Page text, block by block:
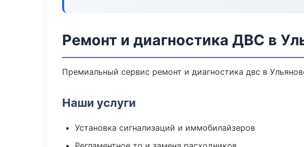
Ремонт и диагностика ДВС в
Премиальный сервис ремонт и диагностика двс в
Наши услуги
Установка сигнализаций и иммобилайзеров